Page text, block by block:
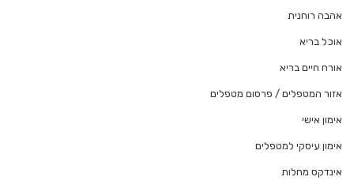
אהבה רוחנית
אוכל בריא
אורח חיים בריא
אזור המטפלים / פרסום מטפלים
אימון אישי
אימון עיסקי למטפלים
אינדקס מחלות